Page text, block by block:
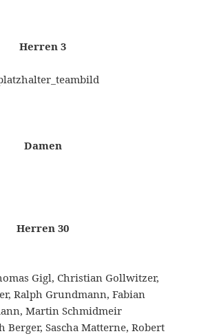
Herren 3
Damen
Herren 30
Gigl, Christian Gollwitzer,
Ralph Grundmann, Fabian
Martin Schmidmeir
Berger, Sascha Matterne, Robert